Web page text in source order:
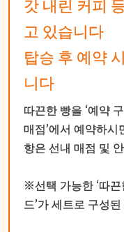
갓 내린 커피
고 있습니다
탑승 후 예약
니다
따끈한 빵을 ‘예약
매점’에서 예약하
항은 선내 매점 및
※선택 가능한 ‘따끈
드’가 세트로 구성